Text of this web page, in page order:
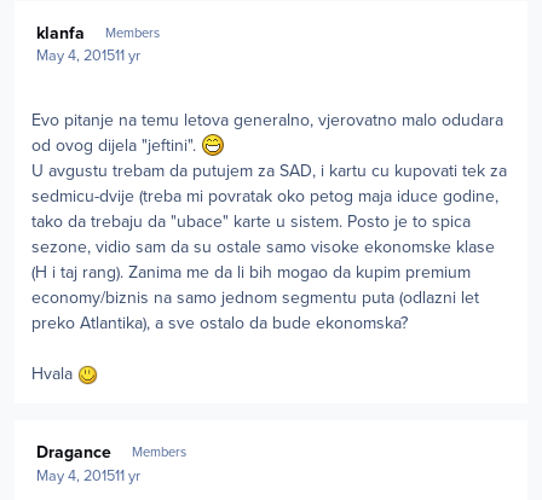
klanfa Members
May 4, 201511 yr
Evo pitanje na temu letova generalno, vjerovatno malo odudara
od ovog dijela "jeftini".
U avgustu trebam da putujem za SAD, i kartu cu kupovati tek za
sedmicu-dvije (treba mi povratak oko petog maja iduce godine,
tako da trebaju da "ubace" karte u sistem. Posto je to spica
sezone, vidio sam da su ostale samo visoke ekonomske klase
(H i taj rang). Zanima me da li bih mogao da kupim premium
economy/biznis na samo jednom segmentu puta (odlazni let
preko Atlantika), a sve ostalo da bude ekonomska?
Hvala
Dragance Members
May 4, 201511 yr